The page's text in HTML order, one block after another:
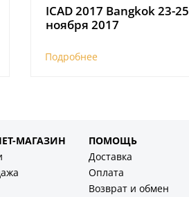
ICAD 2017 Bangkok 23-25
ноября 2017
Подробнее
МАГАЗИН
ПОМОЩЬ
Доставка
Оплата
Возврат и обмен